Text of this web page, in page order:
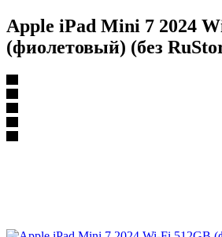
Apple iPad Mini 7 2024
(фиолетовый) (без